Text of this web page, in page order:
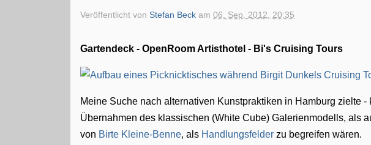
Veröffentlicht vonStefan Beck am06. Sep. 2012, 20:35
Gartendeck - OpenRoom Artisthotel - Bi's Cruising Tours
Meine Suche nach alternativen Kunstpraktiken in Hamburg zielte
Übernahmen des klassischen (White Cube) Galerienmodells, als
von Birte Kleine-Benne, als Handlungsfelder zu begreifen wären.